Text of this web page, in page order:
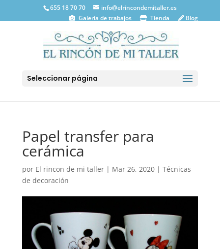
655 18 70 70
info@elrincondemitaller.es
Galería de trabajos
Tienda Blog
Seleccionar página
Papel transfer para
cerámica
por El rincon de mi taller| Mar 26, 2020| Técnicas
de decoración